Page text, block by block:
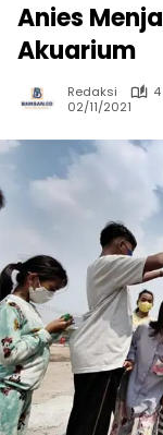
Anies
Akuarium
Redaksi
02/11/2021